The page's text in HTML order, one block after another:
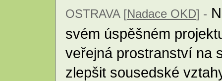
OSTRAVA [Nadace OKD] -
svém úspěšném
veřejná prostranství na
zlepšit sousedské